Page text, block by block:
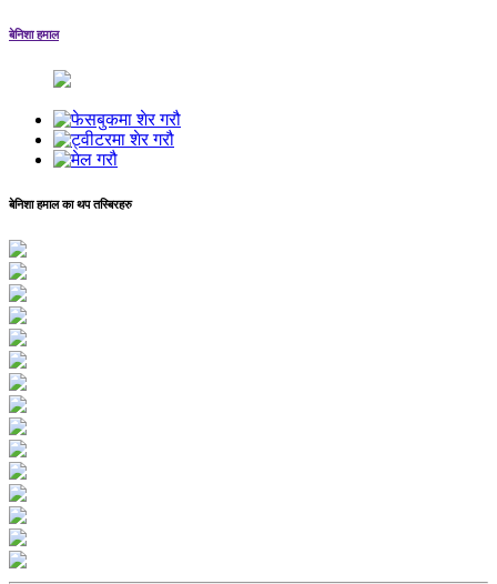
बेनिशा हमाल
बेनिशा हमाल का थप तस्बिरहरु